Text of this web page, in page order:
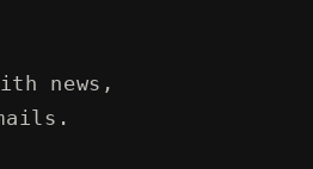
news,